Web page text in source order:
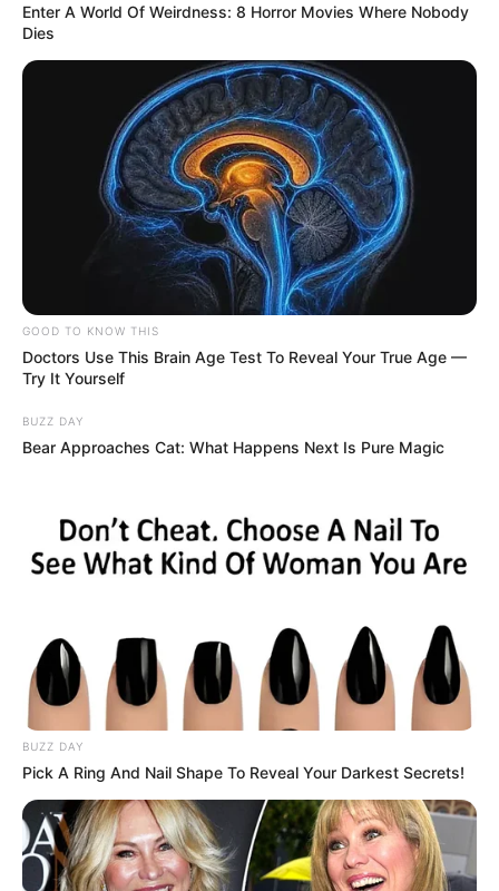
Aya embobine
Christopher Wolf :
les Nebout vont
compliquer le plan
– Plus belle la vie
22 mai 2026
(épisode 589 –
résumé complet
PBLV)
Enter A World Of Weirdness: 8 Horror Movies Where Nobody
Dies
GOOD TO KNOW THIS
Doctors Use This Brain Age Test To Reveal Your True Age —
Try It Yourself
BUZZ DAY
Bear Approaches Cat: What Happens Next Is Pure Magic
BUZZ DAY
Pick A Ring And Nail Shape To Reveal Your Darkest Secrets!